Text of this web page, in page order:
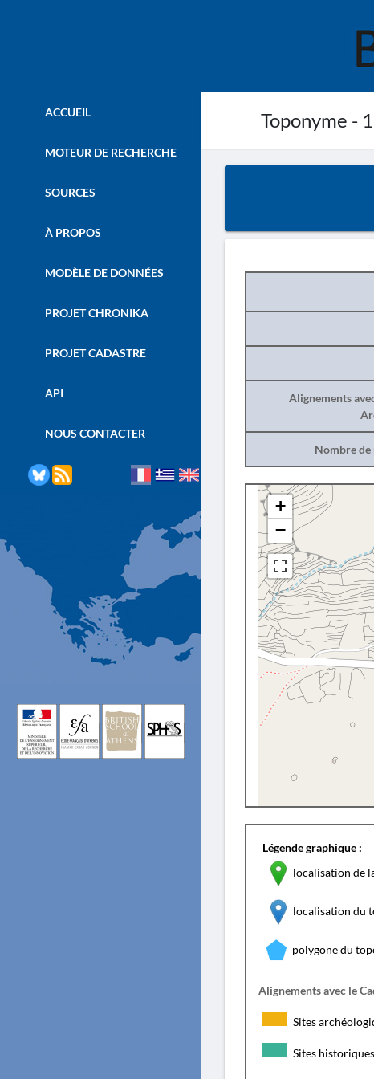
Toponyme -
ACCUEIL
MOTEUR DE RECHERCHE
SOURCES
À PROPOS
MODÈLE DE DONNÉES
PROJET CHRONIKA
PROJET CADASTRE
API
NOUS CONTACTER
Alignements
Nombre de
+
−
Légende graphique :
localisation de
localisation du
polygone du
Alignements avec le
Sites
Sites historiques